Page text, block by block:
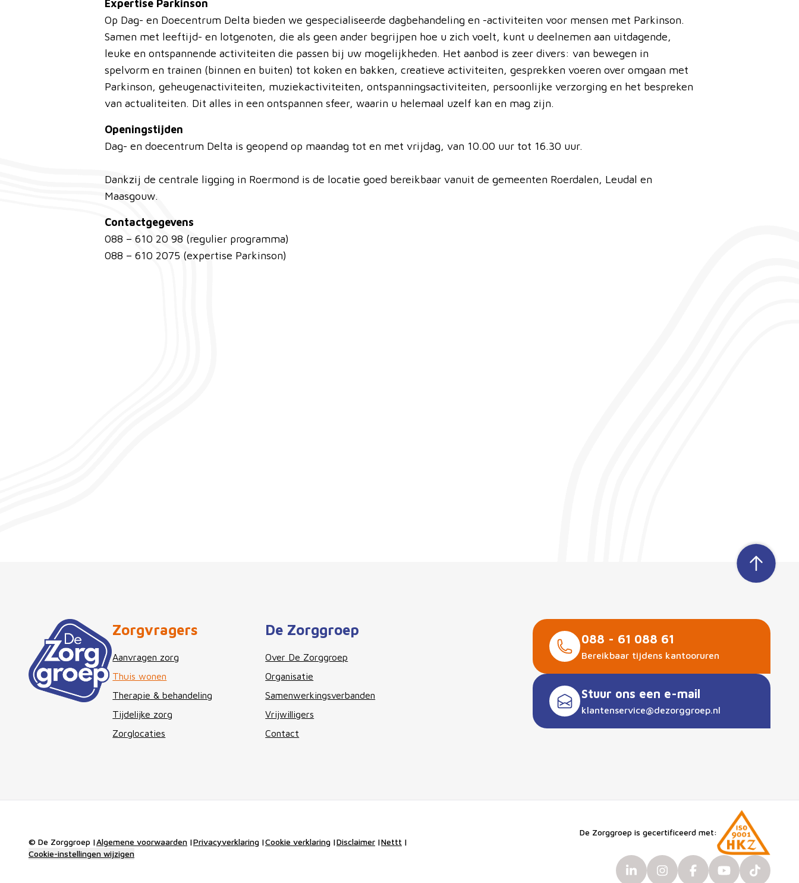
Expertise Parkinson
Op Dag- en Doecentrum Delta bieden we gespecialiseerde dagbehandeling en -activiteiten voor mensen met Parkinson.
Samen met leeftijd- en lotgenoten, die als geen ander begrijpen hoe u zich voelt, kunt u deelnemen aan uitdagende,
leuke en ontspannende activiteiten die passen bij uw mogelijkheden. Het aanbod is zeer divers: van bewegen in
spelvorm en trainen (binnen en buiten) tot koken en bakken, creatieve activiteiten, gesprekken voeren over omgaan met
Parkinson, geheugenactiviteiten, muziekactiviteiten, ontspanningsactiviteiten, persoonlijke verzorging en het bespreken
van actualiteiten. Dit alles in een ontspannen sfeer, waarin u helemaal uzelf kan en mag zijn.
Openingstijden
Dag- en doecentrum Delta is geopend op maandag tot en met vrijdag, van 10.00 uur tot 16.30 uur.
Dankzij de centrale ligging in Roermond is de locatie goed bereikbaar vanuit de gemeenten Roerdalen, Leudal en
Maasgouw.
Contactgegevens
088 – 610 20 98 (regulier programma)
088 – 610 2075 (expertise Parkinson)
Zorgvragers
Aanvragen zorg
Thuis wonen
Therapie & behandeling
Tijdelijke zorg
Zorglocaties
De Zorggroep
Over De Zorggroep
Organisatie
Samenwerkingsverbanden
Vrijwilligers
Contact
088 - 61 088 61
Bereikbaar tijdens kantooruren
Stuur ons een e-mail
klantenservice@dezorggroep.nl
© De Zorggroep |Algemene voorwaarden |Privacyverklaring |Cookie verklaring |Disclaimer |Nettt |
Cookie-instellingen wijzigen
De Zorggroep is gecertificeerd met: